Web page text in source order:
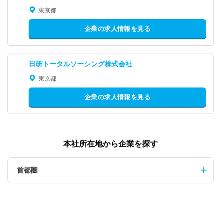
東京都
企業の求人情報を見る
日研トータルソーシング株式会社
東京都
企業の求人情報を見る
本社所在地から企業を探す
首都圏